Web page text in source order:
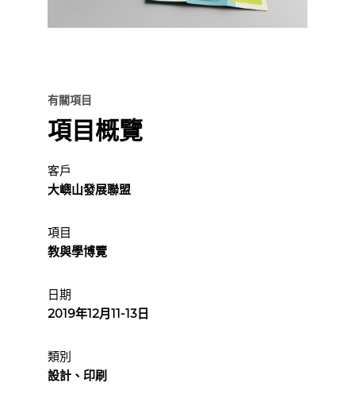
有關項目
項目概覽
客戶
大嶼山發展聯盟
項目
教與學博覽
日期
2019年12月11-13日
類別
設計、印刷